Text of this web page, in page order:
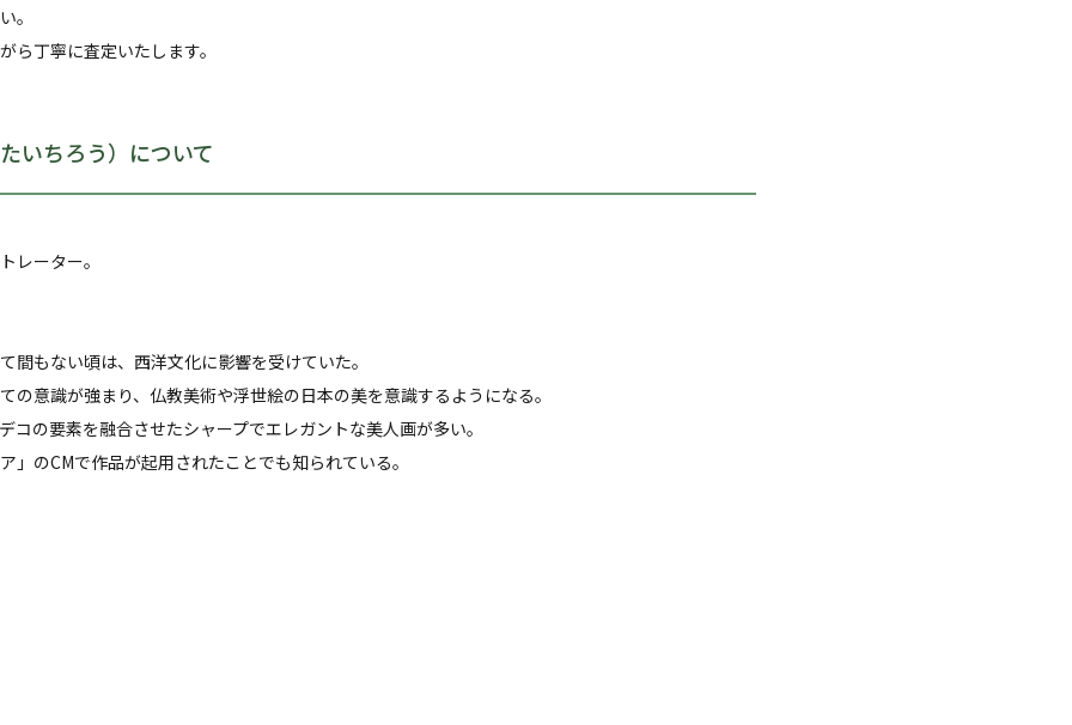
。
丁寧に査定いたします。
いちろう）について
レーター。
間もない頃は、西洋文化に影響を受けていた。
の意識が強まり、仏教美術や浮世絵の日本の美を意識するようになる。
コの要素を融合させたシャープでエレガントな美人画が多い。
」のCMで作品が起用されたことでも知られている。